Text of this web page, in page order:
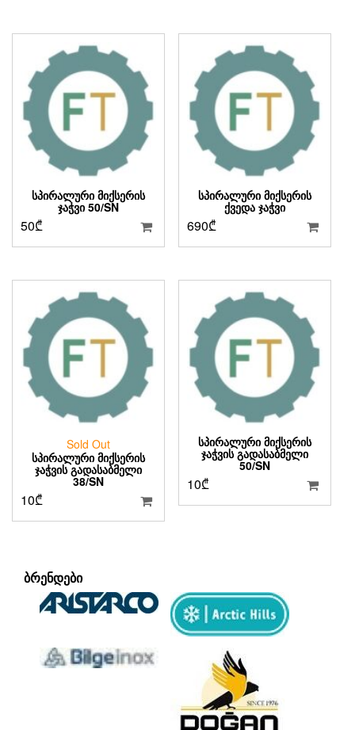
ᲡᲞᲘᲠᲐᲚᲣᲠᲘ ᲛᲘᲥᲡᲔᲠᲘᲡ
ᲯᲐᲭᲕᲘ 50/SN
50₾
ᲡᲞᲘᲠᲐᲚᲣᲠᲘ ᲛᲘᲥᲡᲔᲠᲘᲡ
ᲥᲕᲔᲓᲐ ᲯᲐᲭᲕᲘ
690₾
Sold Out
ᲡᲞᲘᲠᲐᲚᲣᲠᲘ ᲛᲘᲥᲡᲔᲠᲘᲡ
ᲯᲐᲭᲕᲘᲡ ᲒᲐᲓᲐᲡᲐᲑᲛᲔᲚᲘ
38/SN
10₾
ᲡᲞᲘᲠᲐᲚᲣᲠᲘ ᲛᲘᲥᲡᲔᲠᲘᲡ
ᲯᲐᲭᲕᲘᲡ ᲒᲐᲓᲐᲡᲐᲑᲛᲔᲚᲘ
50/SN
10₾
ᲑᲠᲔᲜᲓᲔᲑᲘ